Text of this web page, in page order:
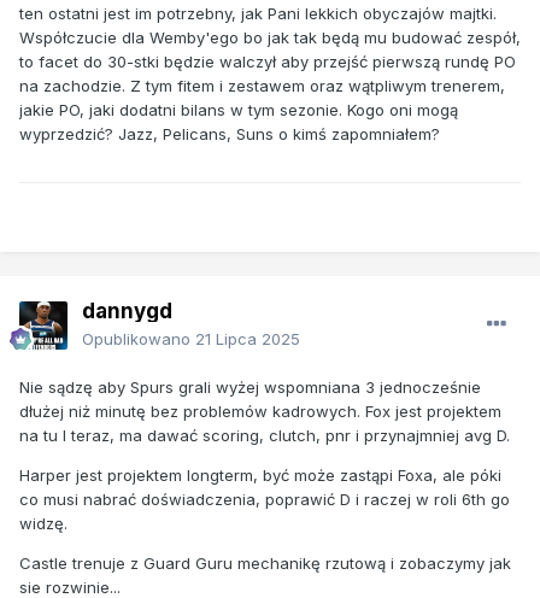
ten ostatni jest im potrzebny, jak Pani lekkich obyczajów majtki.
Współczucie dla Wemby'ego bo jak tak będą mu budować zespół,
to facet do 30-stki będzie walczył aby przejść pierwszą rundę PO
na zachodzie. Z tym fitem i zestawem oraz wątpliwym trenerem,
jakie PO, jaki dodatni bilans w tym sezonie. Kogo oni mogą
wyprzedzić? Jazz, Pelicans, Suns o kimś zapomniałem?
dannygd
Opublikowano 21 Lipca 2025
Nie sądzę aby Spurs grali wyżej wspomniana 3 jednocześnie
dłużej niż minutę bez problemów kadrowych. Fox jest projektem
na tu I teraz, ma dawać scoring, clutch, pnr i przynajmniej avg D.
Harper jest projektem longterm, być może zastąpi Foxa, ale póki
co musi nabrać doświadczenia, poprawić D i raczej w roli 6th go
widzę.
Castle trenuje z Guard Guru mechanikę rzutową i zobaczymy jak
sie rozwinie...